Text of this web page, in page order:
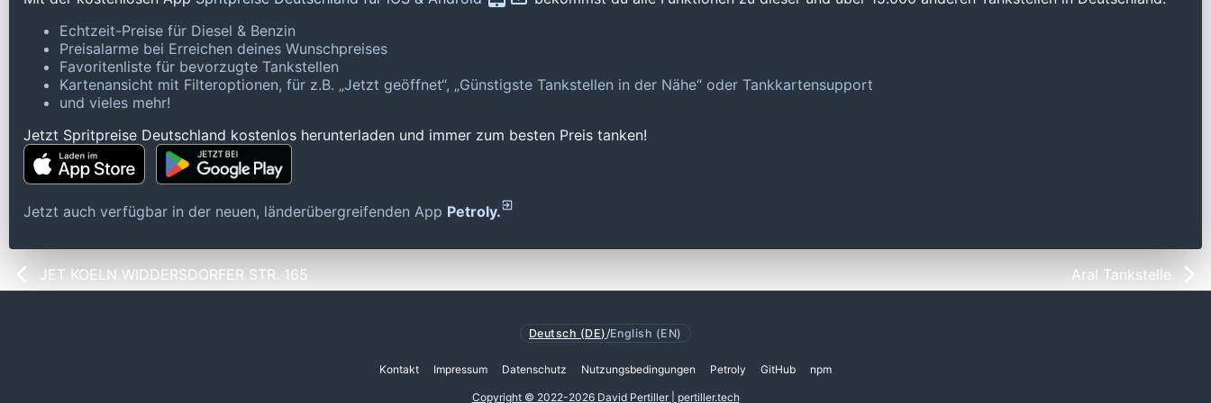
Echtzeit-Preise für Diesel & Benzin
Preisalarme bei Erreichen deines Wunschpreises
Favoritenliste für bevorzugte Tankstellen
Kartenansicht mit Filteroptionen, für z.B. „Jetzt geöffnet“, „Günstigste Tankstellen in der Nähe“ oder Tankkartensupport
und vieles mehr!
Jetzt Spritpreise Deutschland kostenlos herunterladen und immer zum besten Preis tanken!
Jetzt auch verfügbar in der neuen, länderübergreifenden App Petroly.
JET KOELN WIDDERSDORFER STR. 165 Aral Tankstelle
Deutsch (DE) /English (EN)
Kontakt Impressum Datenschutz Nutzungsbedingungen Petroly GitHub npm
Copyright © 2022-2026 David Pertiller | pertiller.tech